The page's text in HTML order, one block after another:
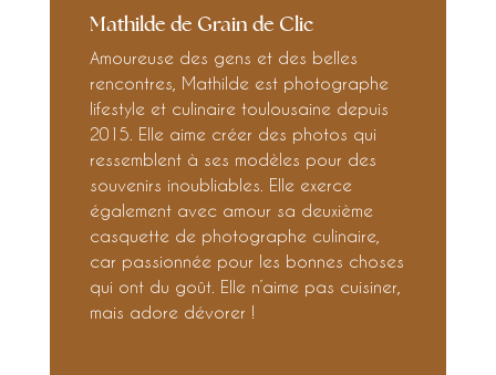
Mathilde de Grain de Clic
Amoureuse des gens et des belles
rencontres, Mathilde est photographe
lifestyle et culinaire toulousaine depuis
2015. Elle aime créer des photos qui
ressemblent à ses modèles pour des
souvenirs inoubliables. Elle exerce
également avec amour sa deuxième
casquette de photographe culinaire,
car passionnée pour les bonnes choses
qui ont du goût. Elle n’aime pas cuisiner,
mais adore dévorer !